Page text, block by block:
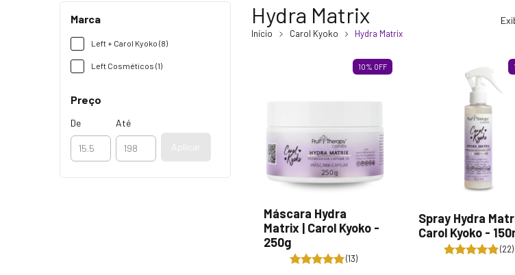
Marca
Left + Carol Kyoko (8)
Left Cosméticos (1)
Preço
De Até
Aplicar
Hydra Matrix
Início Carol Kyoko Hydra Matrix
10% OFF
Máscara Hydra
Matrix | Carol Kyoko -
250g
(13)
Spray Hydra
Carol Kyoko -
(22)